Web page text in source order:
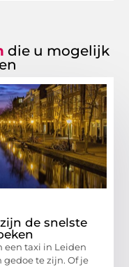
die u mogelijk
de snelste
een taxi in Leiden
te zijn. Of je